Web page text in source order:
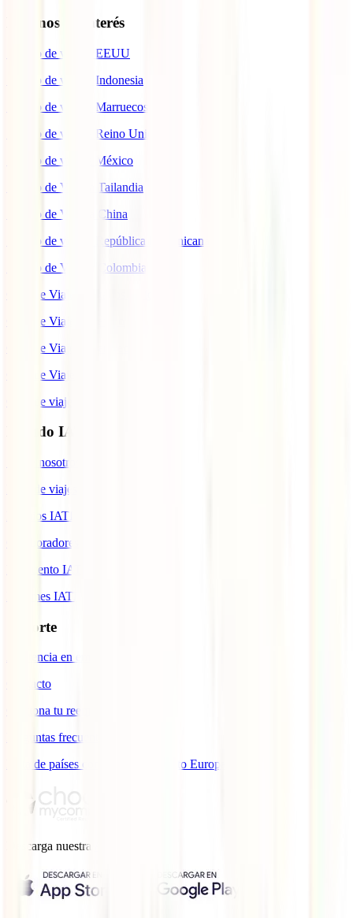
Destinos de interés
Seguro de viaje a EEUU
Seguro de viaje a Indonesia
Seguro de viaje a Marruecos
Seguro de viaje a Reino Unido
Seguro de viaje a México
Seguro de Viaje a Tailandia
Seguro de Viaje a China
Seguro de viaje a República Dominicana
Seguro de Viaje a Colombia
Guía de Viaje a Estados Unidos
Guía de Viaje a México
Guía de Viaje a Marruecos
Guía de Viaje a Cuba
Guía de viaje a Indonesia
Mundo IATI
Sobre nosotros
Blog de viajes
Premios IATI
Colaboradores IATI
Descuento IATI
Informes IATI
Soporte
Asistencia en emergencias
Contacto
Gestiona tu reembolso
Preguntas frecuentes
Lista de países con cobertura ámbito Europa
Descarga nuestra